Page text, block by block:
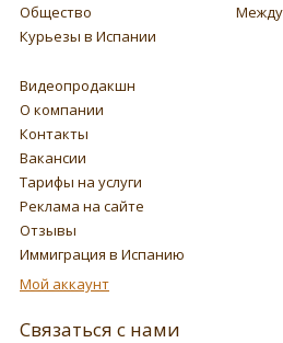
Общество
Курьезы в Испании
Видеопродакшн
О компании
Контакты
Вакансии
Тарифы на услуги
Реклама на сайте
Отзывы
Иммиграция в Испанию
Мой аккаунт
Связаться с нами